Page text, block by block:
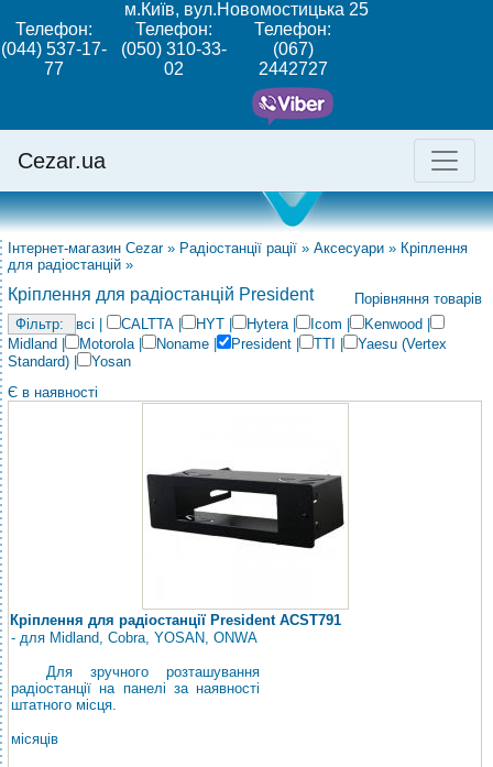
м.Київ, вул.Новомостицька 25
Телефон:
(044) 537-17-
77
Телефон:
(050) 310-33-
02
Телефон:
(067)
2442727
Cezar.ua
Інтернет-магазин Cezar » Радіостанції рації » Аксесуари » Кріплення
для радіостанцій »
Кріплення для радіостанцій President
Порівняння товарів
всі
CALTTA HYT Hytera| Icom Kenwood
Midland
Motorola| Noname President TTI
Yaesu (Vertex
Standard)
Yosan
Є в наявності
Кріплення для радіостанції President ACST791
- для Midland, Cobra, YOSAN, ONWA
Для зручного розташування
радіостанції на панелі за наявності
штатного місця.
місяців